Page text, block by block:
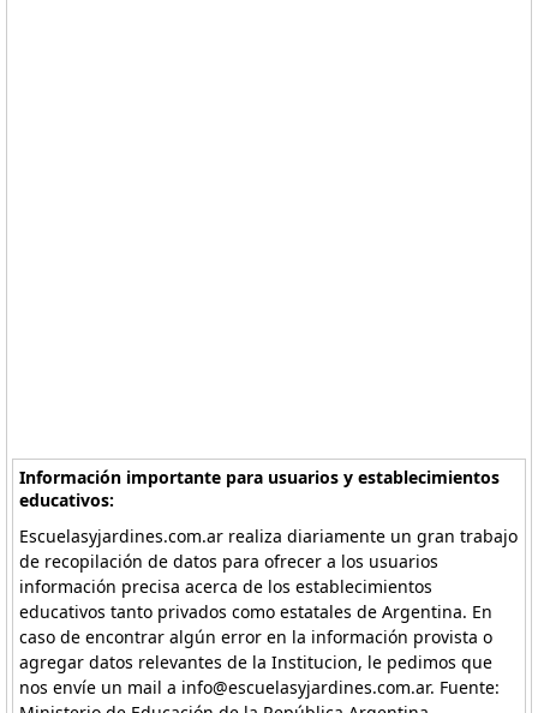
Información importante para usuarios y establecimientos
educativos:
Escuelasyjardines.com.ar realiza diariamente un gran trabajo
de recopilación de datos para ofrecer a los usuarios
información precisa acerca de los establecimientos
educativos tanto privados como estatales de Argentina. En
caso de encontrar algún error en la información provista o
agregar datos relevantes de la Institucion, le pedimos que
nos envíe un mail a info@escuelasyjardines.com.ar. Fuente: